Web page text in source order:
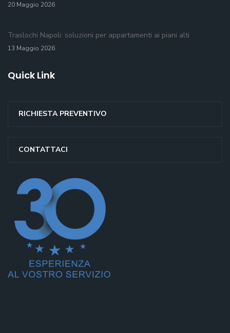
20 Maggio 2026
Traslochi Napoli: soluzioni per appartamenti ai piani alti
13 Maggio 2026
Quick Link
RICHIESTA PREVENTIVO
CONTATTACI